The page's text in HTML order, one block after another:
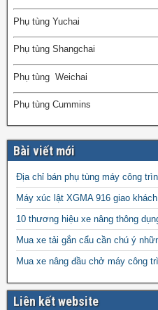
Phụ tùng Yuchai
Phụ tùng Shangchai
Phụ tùng Weichai
Phụ tùng Cummins
Bài viết mới
Địa chỉ bán phụ tùng máy công
Máy xúc lật XGMA 916 giao
10 thương hiệu xe nâng thông
Mua xe tải gắn cẩu cần chú ý
Mua xe nâng đầu chở máy công
Liên kết website